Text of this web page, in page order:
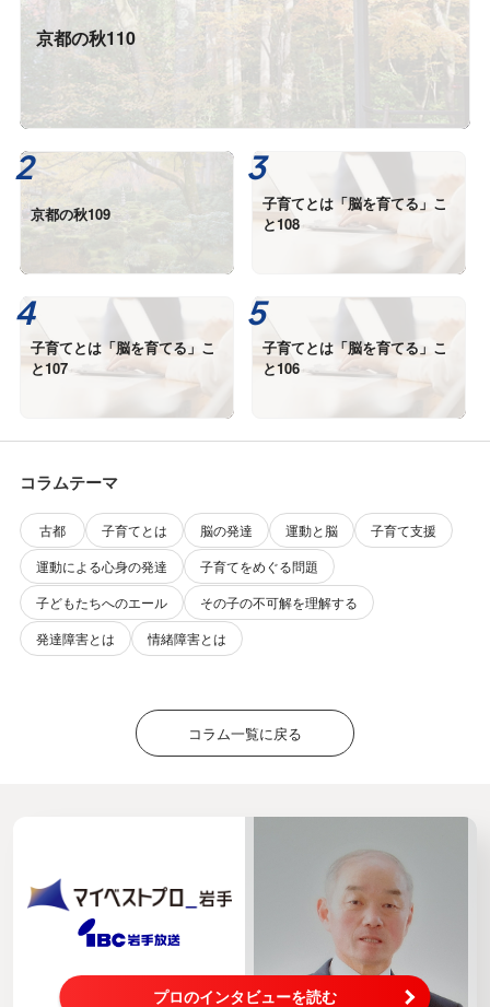
京都の秋110
京都の秋109
子育てとは「脳を育てる」こ
と108
子育てとは「脳を育てる」こ
と107
子育てとは「脳を育てる」こ
と106
コラムテーマ
古都 子育てとは 脳の発達 運動と脳
子育て支援
運動による心身の発達
子育てをめぐる問題
子どもたちへのエール
その子の不可解を理解する
発達障害とは
情緒障害とは
コラム一覧に戻る
プロのインタビューを読む